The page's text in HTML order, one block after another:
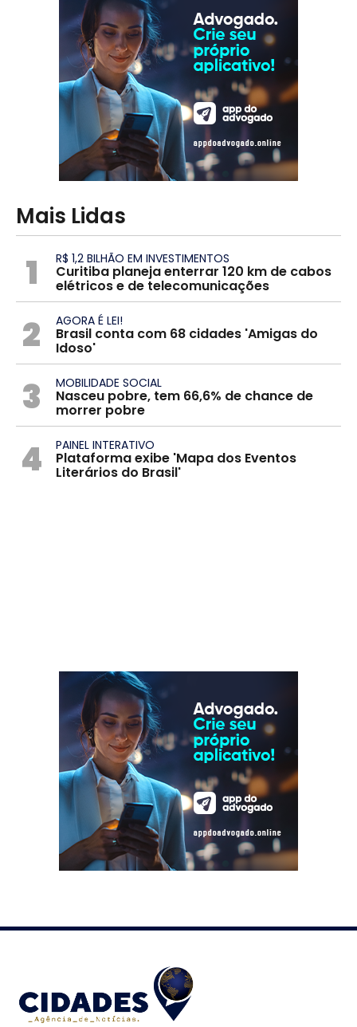
Mais Lidas
1 R$ 1,2 BILHÃO EM INVESTIMENTOS
Curitiba planeja enterrar 120 km de cabos
elétricos e de telecomunicações
2 AGORA É LEI!
Brasil conta com 68 cidades 'Amigas do
Idoso'
3 MOBILIDADE SOCIAL
Nasceu pobre, tem 66,6% de chance de
morrer pobre
4 PAINEL INTERATIVO
Plataforma exibe 'Mapa dos Eventos
Literários do Brasil'